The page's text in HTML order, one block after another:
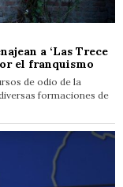
a ‘Las Trece
el franquismo
de odio de la
formaciones de